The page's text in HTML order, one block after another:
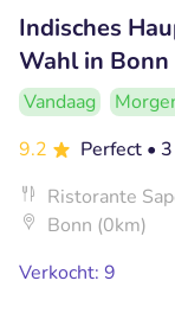
Indisches
Wahl in Bonn
Vandaag
9.2
Perfect •
Ristorante
Bonn (0km)
Verkocht: 9